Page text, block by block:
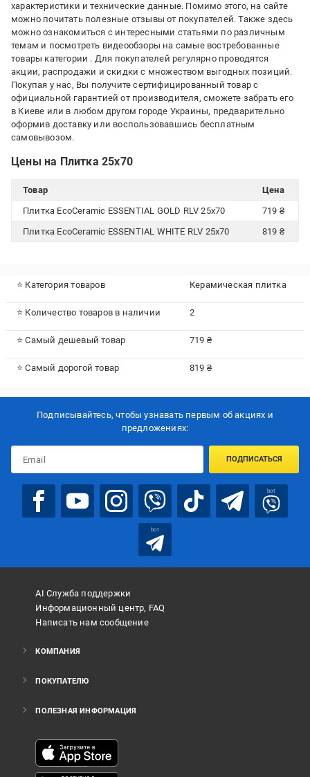
характеристики и технические данные. Помимо этого, на сайте
можно почитать полезные отзывы от покупателей. Также здесь
можно ознакомиться с интересными статьями по различным
темам и посмотреть видеообзоры на самые востребованные
товары категории . Для покупателей регулярно проводятся
акции, распродажи и скидки с множеством выгодных позиций.
Покупая у нас, Вы получите сертифицированный товар с
официальной гарантией от производителя, сможете забрать его
в Киеве или в любом другом городе Украины, предварительно
оформив доставку или воспользовавшись бесплатным
самовывозом.
Цены на Плитка 25x70
Товар
Цена
Плитка EcoCeramic ESSENTIAL GOLD RLV 25х70
719 ₴
Плитка EcoCeramic ESSENTIAL WHITE RLV 25х70
819 ₴
⭐ Категория товаров Керамическая плитка
⭐ Количество товаров в наличии 2
⭐ Самый дешевый товар 719 ₴
⭐ Самый дорогой товар 819 ₴
Подписывайтесь, чтобы узнавать первым об акцияx и
предложениях:
ПОДПИСАТЬСЯ
bot
bot
AI Служба поддержки
Информационный центр, FAQ
Написать нам сообщение
КОМПАНИЯ
ПОКУПАТЕЛЮ
ПОЛЕЗНАЯ ИНФОРМАЦИЯ